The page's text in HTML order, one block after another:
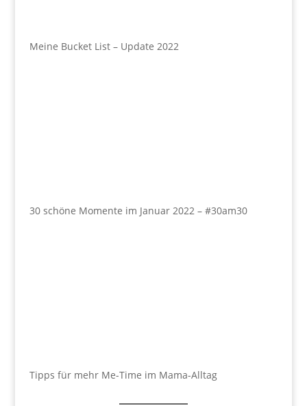
Meine Bucket List – Update 2022
30 schöne Momente im Januar 2022 – #30am30
Tipps für mehr Me-Time im Mama-Alltag